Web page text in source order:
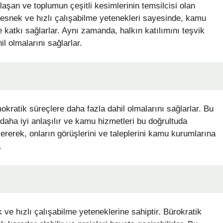
ve toplumun çeşitli kesimlerinin temsilcisi olan
ve hızlı çalışabilme yetenekleri sayesinde, kamu
sağlarlar. Aynı zamanda, halkın katılımını teşvik
olmalarını sağlarlar.
süreçlere daha fazla dahil olmalarını sağlarlar. Bu
iyi anlaşılır ve kamu hizmetleri bu doğrultuda
onların görüşlerini ve taleplerini kamu kurumlarına
hızlı çalışabilme yeteneklerine sahiptir. Bürokratik